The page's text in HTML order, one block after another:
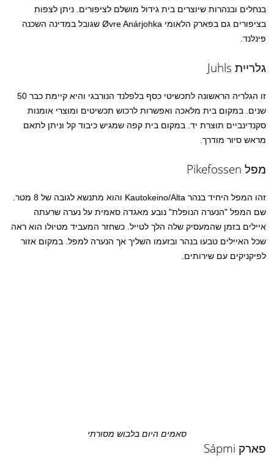
בנחלים ובנהרות שיוצרים בית גידול מושלם לציפורים. ניתן לצפות
בציפורים גם בפארק הלאומי Øvre Anárjohka שגובל במדינה השכנה
פינלנד.
גלריית Juhls
זו הגלריה הראשונה לתכשיטי כסף בלפלנד הנורבגי והיא קיימת כבר 50
שנים. במקום בית מלאכה ואפשרות לרכוש תכשיטים ומוצרי אומנות
סקנדינביים תוצרת יד. במקום בית קפה שמגיש כיבוד קל וניתן לתאם
מראש סיור מודרך.
מפל Pikefossen
זהו המפל היחיד בנהר Kautokeino/Alta והוא מתנשא לגובה של 8 מטר.
שם המפל "הנערה הנופלת" נובע מאגדה סאמית על נערה שרעתה
איילים בזמן שהמעסיק שלה הלך לטייל. כשחזר המעביד מטיולו הוא ראה
שכל האיילים טבעו בנהר ובזעמו השליך אך הנערה למפל. במקום אזור
לפיקניקים עם שירותים.
סאמים היום בלבוש מסורתי
פארק Sápmi